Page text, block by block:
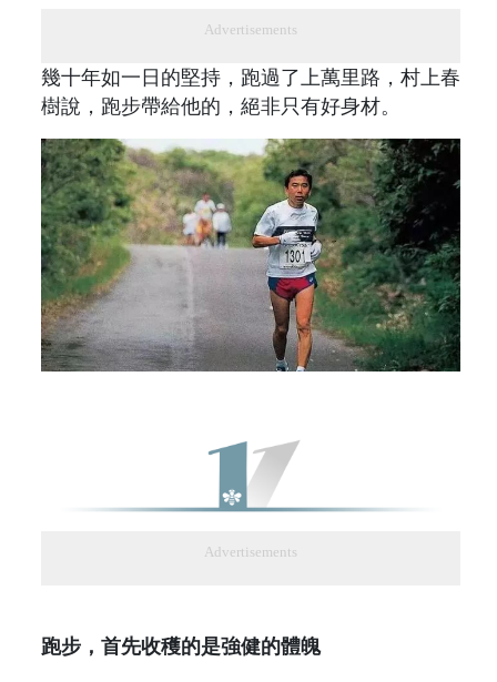
Advertisements
幾十年如一日的堅持，跑過了上萬里路，村上春
樹說，跑步帶給他的，絕非只有好身材。
Advertisements
跑步，首先收穫的是強健的體魄